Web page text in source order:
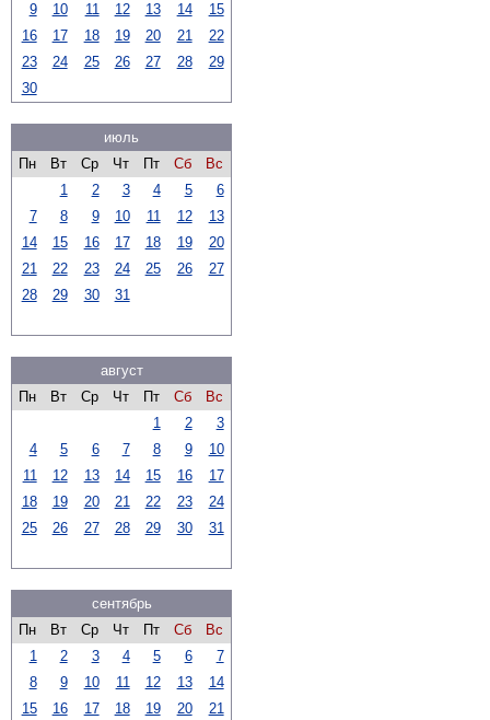
9
10 11 12 13 14
15
16
17 18 19 20 21
22
23
24 25 26 27 28
29
30
июль
Пн
Вт Ср Чт Пт Сб
Вс
1
2 3 4 5
6
7
8 9 10 11 12
13
14
15 16 17 18 19
20
21
22 23 24 25 26
27
28
29 30 31
август
Пн
Вт Ср Чт Пт Сб
Вс
1
2
3
4
5 6 7 8 9
10
11
12 13 14 15 16
17
18
19 20 21 22 23
24
25
26 27 28 29 30 31
сентябрь
Пн
Вт Ср Чт Пт Сб
Вс
1
2 3 4 5 6
7
8
9 10 11 12 13
14
15
16 17 18 19 20
21